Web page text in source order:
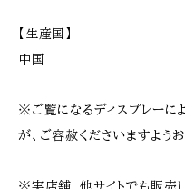
【生産国】
中国
※ご覧になるディスプレーに
が、ご容赦くださいますよう